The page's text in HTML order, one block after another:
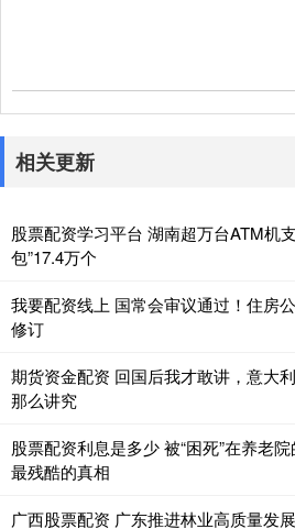
相关更新
股票配资学习平台 湖南超万台ATM机
包”17.4万个
我要配资线上 国常会审议通过！住房
修订
期货资金配资 回国后我才敢讲，意大
那么讲究
股票配资利息是多少 被“困死”在养老
最残酷的真相
广西股票配资 广东推进林业高质量发